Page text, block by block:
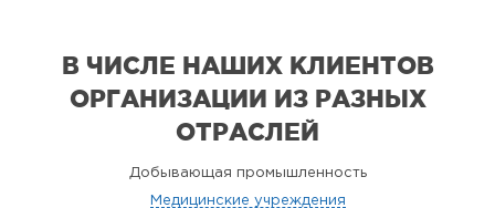
В ЧИСЛЕ НАШИХ КЛИЕНТОВ
ОРГАНИЗАЦИИ ИЗ РАЗНЫХ
ОТРАСЛЕЙ
Добывающая промышленность
Медицинские учреждения